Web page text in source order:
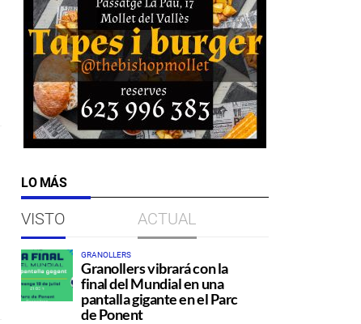
LO MÁS
VISTO ACTUAL
GRANOLLERS
Granollers vibrará con la
final del Mundial en una
pantalla gigante en el Parc
de Ponent